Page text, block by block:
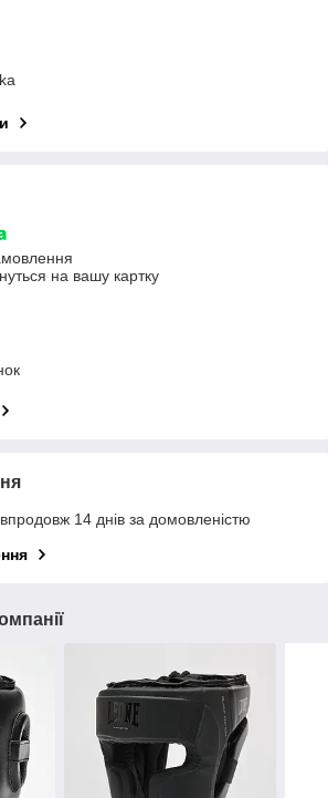
на вашу картку
14 днів за домовленістю